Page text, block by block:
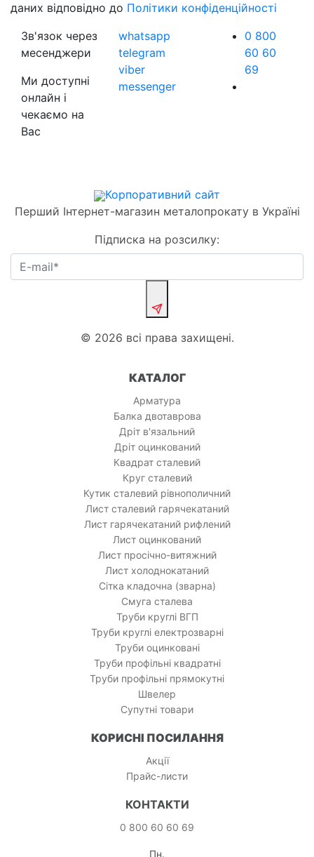
даних відповідно до Політики конфіденційності
Зв'язок через
месенджери
Ми доступні
онлайн і
чекаємо на
Вас
whatsapp
telegram
viber
messenger
0 800
60 60
69
Корпоративний сайт
Перший Інтернет-магазин металопрокату в Україні
Підписка на розсилку:
© 2026 всі права захищені.
КАТАЛОГ
Арматура
Балка двотаврова
Дріт в'язальний
Дріт оцинкований
Квадрат сталевий
Круг сталевий
Кутик сталевий рівнополичний
Лист сталевий гарячекатаний
Лист гарячекатаний рифлений
Лист оцинкований
Лист просічно-витяжний
Лист холоднокатаний
Сітка кладочна (зварна)
Смуга сталева
Труби круглі ВГП
Труби круглі електрозварні
Труби оцинковані
Труби профільні квадратні
Труби профільні прямокутні
Швелер
Супутні товари
КОРИСНІ ПОСИЛАННЯ
Акції
Прайс-листи
КОНТАКТИ
0 800 60 60 69
Пн.